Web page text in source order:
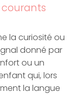
courants
la curiosité ou
donné par
ou un
qui, lors
la langue